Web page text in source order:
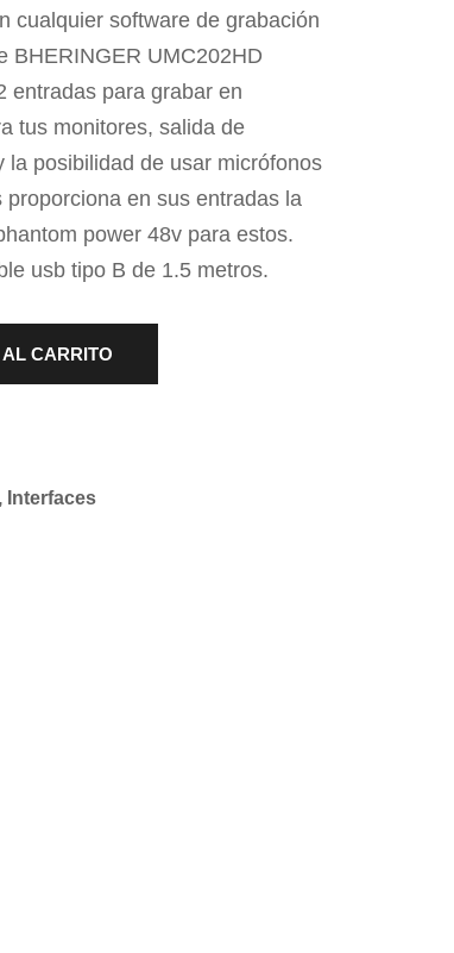
cualquier software de grabación
BHERINGER UMC202HD
entradas para grabar en
tus monitores, salida de
posibilidad de usar micrófonos
en sus entradas la
power 48v para estos.
usb tipo B de 1.5 metros.
CARRITO
, Interfaces